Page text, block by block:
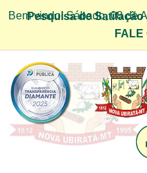
Bem vindo! Sábado, 08 de
Pesquisa de Satifação
FALE